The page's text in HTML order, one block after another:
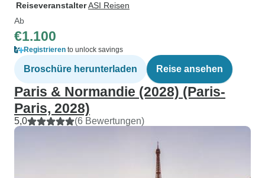
ReiseveranstalterASI Reisen
Ab
€1.100
Registrieren to unlock savings
Broschüre herunterladen Reise ansehen
Paris & Normandie (2028) (Paris-
Paris, 2028)
5,0 (6 Bewertungen)